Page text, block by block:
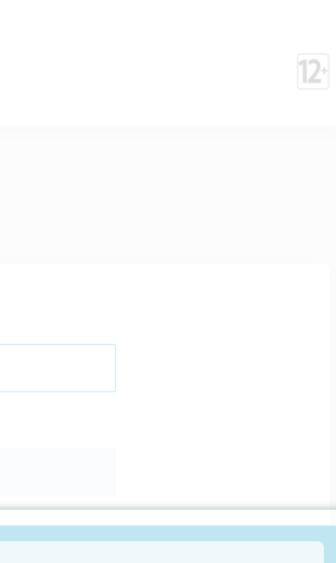
этом компьютере